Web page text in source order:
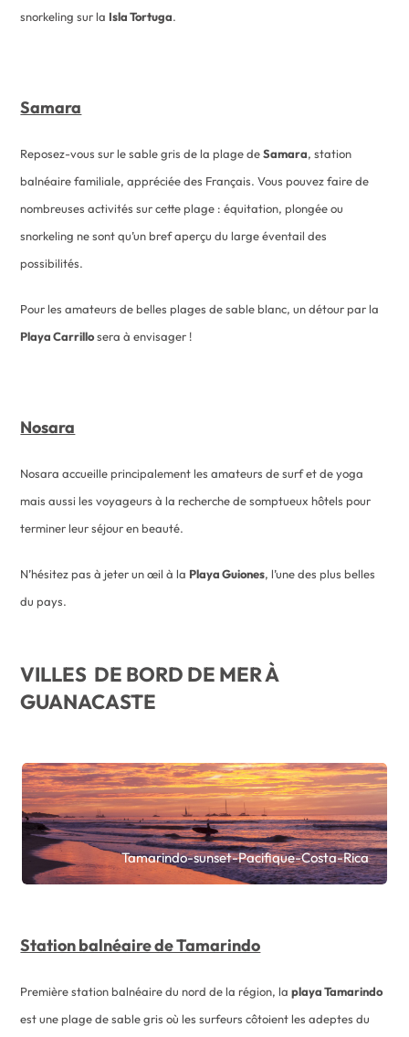
snorkeling sur la Isla Tortuga.
Samara
Reposez-vous sur le sable gris de la plage deSamara, station
balnéaire familiale, appréciée des Français. Vous pouvez faire de
nombreuses activités sur cette plage : équitation, plongée ou
snorkeling ne sont qu’un bref aperçu du large éventail des
possibilités.
Pour les amateurs de belles plages de sable blanc, un détour par la
Playa Carrillosera à envisager !
Nosara
Nosara accueille principalement les amateurs de surf et de yoga
mais aussi les voyageurs à la recherche de somptueux hôtels pour
terminer leur séjour en beauté.
N’hésitez pas à jeter un œil à la Playa Guiones, l’une des plus belles
du pays.
VILLES DE BORD DE MER À
GUANACASTE
Tamarindo-sunset-Pacifique-Costa-Rica
Station balnéaire de Tamarindo
Première station balnéaire du nord de la région, laplaya Tamarindo
est une plage de sable gris où les surfeurs côtoient les adeptes du